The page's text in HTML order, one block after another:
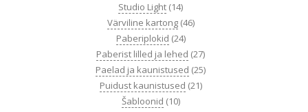
Studio Light (14)
Värviline kartong (46)
Paberiplokid (24)
Paberist lilled ja lehed (27)
Paelad ja kaunistused (25)
Puidust kaunistused (21)
Šabloonid (10)